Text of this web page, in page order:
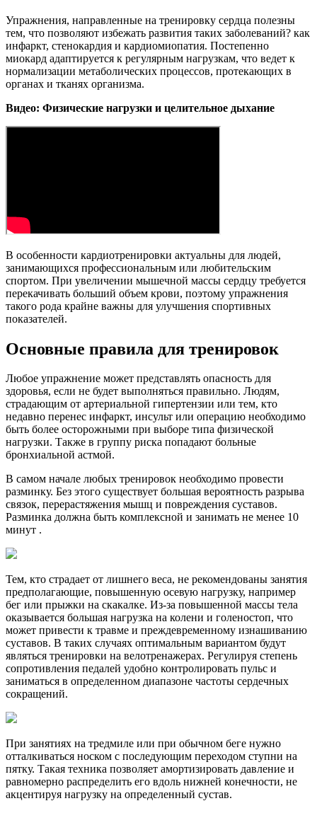
Упражнения, направленные на тренировку сердца полезны
тем, что позволяют избежать развития таких заболеваний? как
инфаркт, стенокардия и кардиомиопатия. Постепенно
миокард адаптируется к регулярным нагрузкам, что ведет к
нормализации метаболических процессов, протекающих в
органах и тканях организма.
Видео: Физические нагрузки и целительное дыхание
В особенности кардиотренировки актуальны для людей,
занимающихся профессиональным или любительским
спортом. При увеличении мышечной массы сердцу требуется
перекачивать больший объем крови, поэтому упражнения
такого рода крайне важны для улучшения спортивных
показателей.
Основные правила для тренировок
Любое упражнение может представлять опасность для
здоровья, если не будет выполняться правильно. Людям,
страдающим от артериальной гипертензии или тем, кто
недавно перенес инфаркт, инсульт или операцию необходимо
быть более осторожными при выборе типа физической
нагрузки. Также в группу риска попадают больные
бронхиальной астмой.
В самом начале любых тренировок необходимо провести
разминку. Без этого существует большая вероятность разрыва
связок, перерастяжения мышц и повреждения суставов.
Разминка должна быть комплексной и занимать не менее 10
минут .
Тем, кто страдает от лишнего веса, не рекомендованы занятия
предполагающие, повышенную осевую нагрузку, например
бег или прыжки на скакалке. Из-за повышенной массы тела
оказывается большая нагрузка на колени и голеностоп, что
может привести к травме и преждевременному изнашиванию
суставов. В таких случаях оптимальным вариантом будут
являться тренировки на велотренажерах. Регулируя степень
сопротивления педалей удобно контролировать пульс и
заниматься в определенном диапазоне частоты сердечных
сокращений.
При занятиях на тредмиле или при обычном беге нужно
отталкиваться носком с последующим переходом ступни на
пятку. Такая техника позволяет амортизировать давление и
равномерно распределить его вдоль нижней конечности, не
акцентируя нагрузку на определенный сустав.